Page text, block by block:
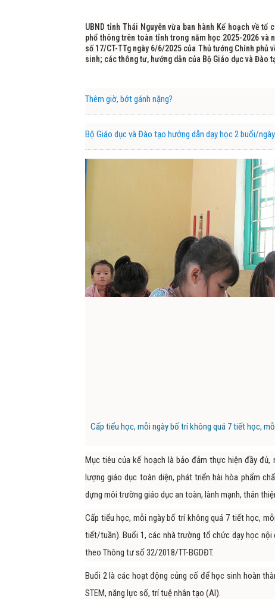
UBND tỉnh Thái Nguyên vừa ban hành Kế hoạch về
phổ thông trên toàn tỉnh trong năm học 2025-2026
số 17/CT-TTg ngày 6/6/2025 của Thủ tướng Chính
sinh; các thông tư, hướng dẫn của Bộ Giáo dục và Đào
Thêm giờ, bớt gánh nặng?
Bộ Giáo dục và Đào tạo hướng dẫn dạy học 2 buổi/
Cấp tiểu học, mỗi ngày bố trí không quá 7 tiết học,
Mục tiêu của kế hoạch là bảo đảm thực hiện đầy
lượng giáo dục toàn diện, phát triển hài hòa phẩm
dựng môi trường giáo dục an toàn, lành mạnh, thân
Cấp tiểu học, mỗi ngày bố trí không quá 7 tiết học,
tiết/tuần). Buổi 1, các nhà trường tổ chức dạy học nội
theo Thông tư số 32/2018/TT-BGDĐT.
Buổi 2 là các hoạt động củng cố để học sinh hoàn
STEM, năng lực số, trí tuệ nhân tạo (AI).